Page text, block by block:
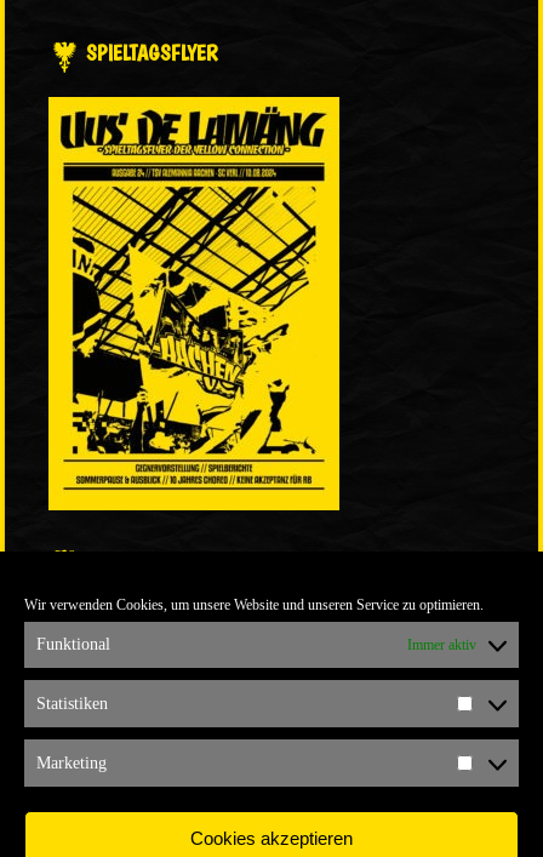
Wir verwenden Cookies, um unsere Website und unseren Service zu optimieren.
Funktional Immer aktiv
Statistiken
Marketing
Cookies akzeptieren
SPIELTAGSFLYER
ULTRABLOG DER YELLOW CONNECTION
ALEMANNIA VERKAUFT MAN NICHT
ARCHIV
ARCHIV